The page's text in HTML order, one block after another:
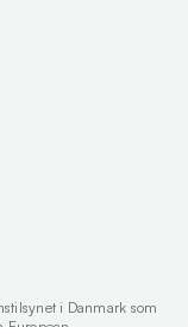
i Danmark som